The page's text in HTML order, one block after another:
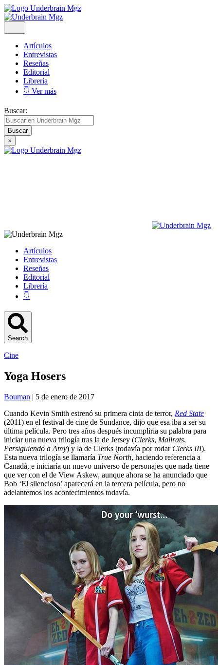
Artículos
Entrevistas
Reseñas
Editorial
Librería
👇 Ver más
Buscar:
×
Artículos
Entrevistas
Reseñas
Editorial
Librería
👇
Search
Cine
Yoga Hosers
Bouman | 5 de enero de 2017
Cuando Kevin Smith estrenó su primera cinta de terror, Red State
(2011) en el festival de cine de Sundance, dijo que esa iba a ser su
última película. Pero tres años después incumpliría su palabra para
iniciar una nueva trilogía tras la de Jersey (Clerks, Mallrats,
Persiguiendo a Amy) y la de Clerks (todavía por rodar Clerks III).
Esta nueva trilogía se llamaría True North, haciendo referencia a
Canadá, e iniciaría un nuevo universo de personajes que nada tiene
que ver con el de View Askew, aunque ahora se ha anunciado que
Bob ‘El silencioso’ aparecerá en la tercera película, pero no
adelantemos los acontecimientos todavía.